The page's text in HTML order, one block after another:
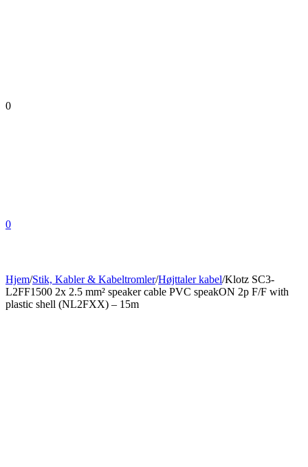
0
0
Hjem/Stik, Kabler & Kabeltromler/Højttaler kabel/Klotz SC3-
L2FF1500 2x 2.5 mm² speaker cable PVC speakON 2p F/F with
plastic shell (NL2FXX) – 15m